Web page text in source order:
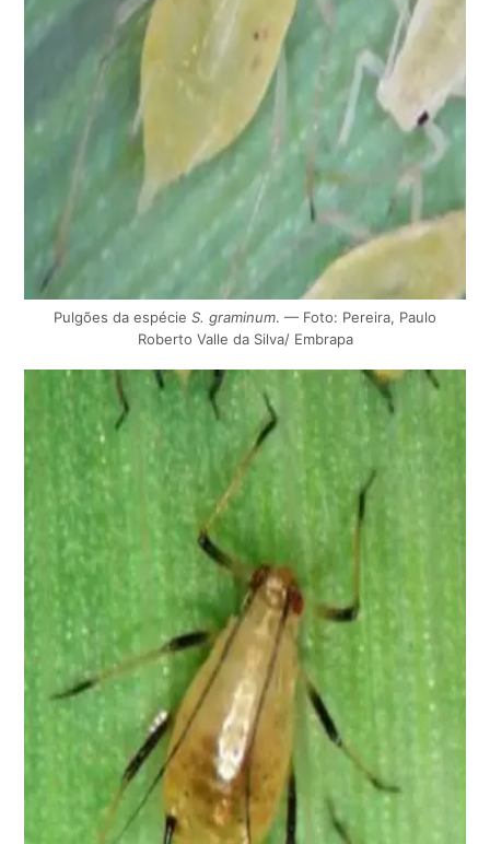
Pulgões da espécie S. graminum. — Foto: Pereira, Paulo
Roberto Valle da Silva/ Embrapa